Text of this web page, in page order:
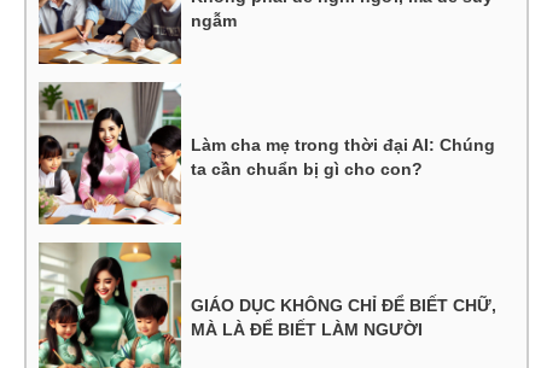
ngẫm
Làm cha mẹ trong thời đại AI: Chúng
ta cần chuẩn bị gì cho con?
GIÁO DỤC KHÔNG CHỈ ĐỂ BIẾT CHỮ,
MÀ LÀ ĐỂ BIẾT LÀM NGƯỜI